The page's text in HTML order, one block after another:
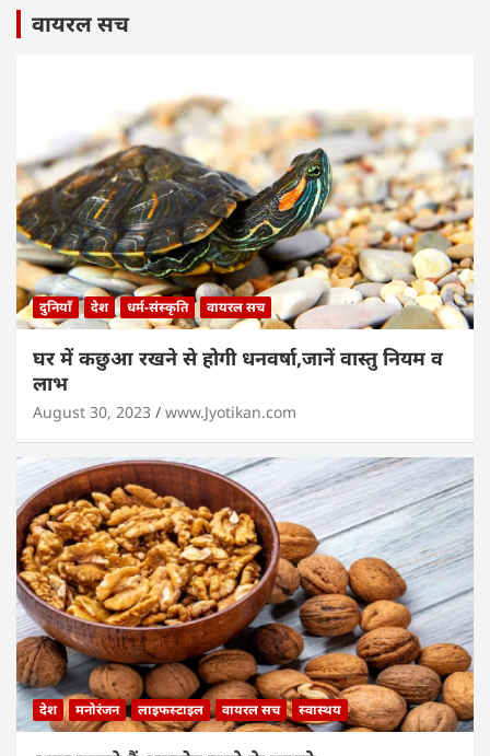
वायरल सच
दुनियाँ देश धर्म-संस्कृति वायरल सच
घर में कछुआ रखने से होगी धनवर्षा,जानें वास्तु नियम व
लाभ
August 30, 2023 www.Jyotikan.com
देश मनोरंजन लाइफस्टाइल वायरल सच स्वास्थय